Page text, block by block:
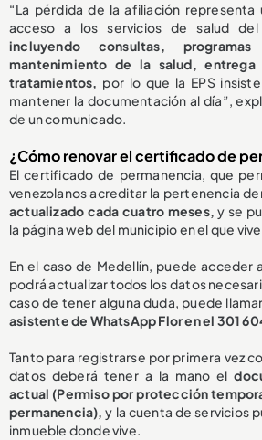
“La pérdida de la afiliación
acceso a los servicios de salud del
incluyendo consultas,
mantenimiento de la salud,
tratamientos, por lo que la EPS
mantener la documentación al día”,
de un comunicado.
¿Cómo renovar el certificado de
El certificado de permanencia, que
venezolanos acreditar la pertenencia
actualizado cada cuatro meses,y se
la página web del municipio en el que
En el caso de Medellín, puede acceder
podrá actualizar todos los datos
caso de tener alguna duda, puede
asistente de WhatsApp Flor en el 301
Tanto para registrarse por primera vez
datos deberá tener a la mano el
actual (Permiso por protección
permanencia),y la cuenta de servicios
inmueble donde vive.